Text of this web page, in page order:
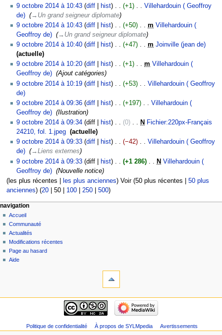
s
n
s
o
n
s
a
t
i
o
n
s
c
a
t
i
o
n
s
i
c
a
t
i
o
n
s
f
i
c
a
t
i
o
n
s
s
m
o
d
i
f
i
c
a
t
i
o
n
s
u
m
é
d
m
o
d
i
f
i
c
a
t
i
o
n
s
é
s
u
m
é
d
e
o
d
i
f
i
c
a
t
i
o
n
s
n
r
é
s
u
m
é
d
s
m
o
d
i
f
i
c
a
t
i
o
n
A
u
c
u
n
r
é
s
u
m
é
d
o
d
i
f
i
c
a
o
n
s
9 octobre 2014 à 10:43 diff hist +1
Villehardouin ( Geoffroy
de)
→‎Un grand seigneur diplomate
9 octobre 2014 à 10:43 diff hist +50 m Villehardouin (
Geoffroy de)
→‎Un grand seigneur diplomate
9 octobre 2014 à 10:40 diff hist +47 m Joinville (jean de)
A
u
c
u
n
r
é
s
u
m
é
d
e
m
d
i
f
i
c
a
t
s
actuelle
9 octobre 2014 à 10:20 diff hist +1 m Villehardouin (
Geoffroy de)
Ajout catégories
9 octobre 2014 à 10:19 diff hist +53
Villehardouin ( Geoffroy
de)
A
u
c
u
n
r
é
s
m
d
e
s
m
o
d
i
a
9 octobre 2014 à 09:36 diff hist +197
Villehardouin (
Geoffroy de)
Ilustration
9 octobre 2014 à 09:34 diff hist 0 N Fichier:220px-Français
24210, fol. 1.jpeg
A
u
c
u
n
r
s
u
m
é
d
e
s
c
actuelle
9 octobre 2014 à 09:33 diff hist −42
Villehardouin ( Geoffroy
de)
→‎Liens externes
9 octobre 2014 à 09:33 diff hist +1 286 N Villehardouin (
Geoffroy de)
Nouvelle notice
(les plus récentes les plus anciennes) Voir (50 plus récentes
50 plus
anciennes) (20| 50| 100| 250| 500)
navigation
Accueil
Communauté
Actualités
Modifications récentes
Page au hasard
Aide
Politique de confidentialité À propos de SYLMpedia Avertissements